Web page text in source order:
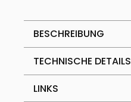
BESCHREIBUNG
TECHNISCHE DETAILS
LINKS